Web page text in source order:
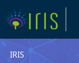
IRIS